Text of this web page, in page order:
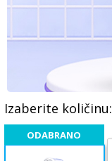
Izaberite količinu: